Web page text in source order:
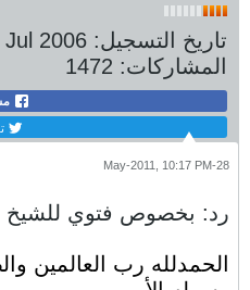
تاريخ التسجيل: Jul 2006
المشاركات: 1472
28-May-2011, 10:17 PM
رد: بخصوص فتوي للشيخ
الحمدلله رب العالمين